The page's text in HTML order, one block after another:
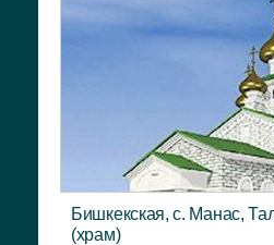
Бишкекская, с. Манас,
(храм)